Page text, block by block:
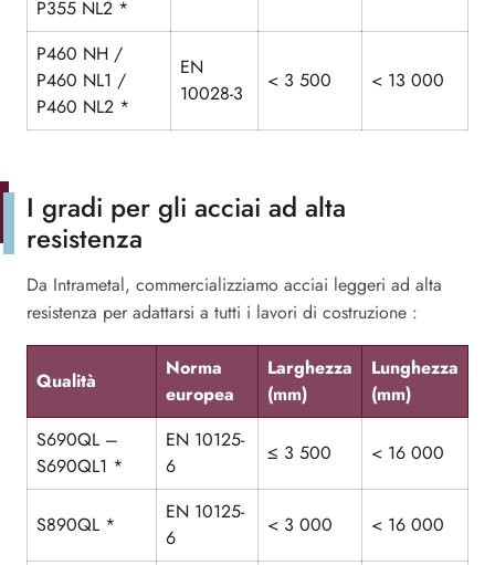
P355 NL2 *
P460 NH /
P460 NL1 /
P460 NL2 *
EN
10028-3
< 3 500 < 13 000
I gradi per gli acciai ad alta
resistenza
Da Intrametal, commercializziamo acciai leggeri ad alta
resistenza per adattarsi a tutti i lavori di costruzione :
Qualità
Norma
europea
Larghezza
(mm)
Lunghezza
(mm)
S690QL –
S690QL1 *
EN 10125-
6
≤ 3 500 < 16 000
S890QL *
EN 10125-
6
< 3 000 < 16 000